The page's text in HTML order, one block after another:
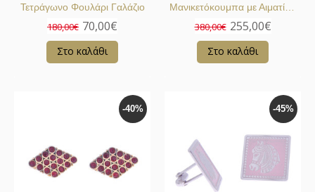
Τετράγωνο Φουλάρι Γαλάζιο
180,00€ 70,00€
Στο καλάθι
Μανικετόκουμπα με Αιματίτες
380,00€ 255,00€
Στο καλάθι
-40% -45%